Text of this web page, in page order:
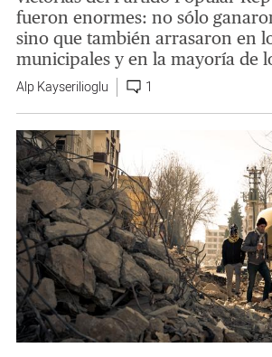
fueron enormes: no sólo
sino que también arrasaron en
municipales y en la mayoría de
Alp Kayserilioglu 1